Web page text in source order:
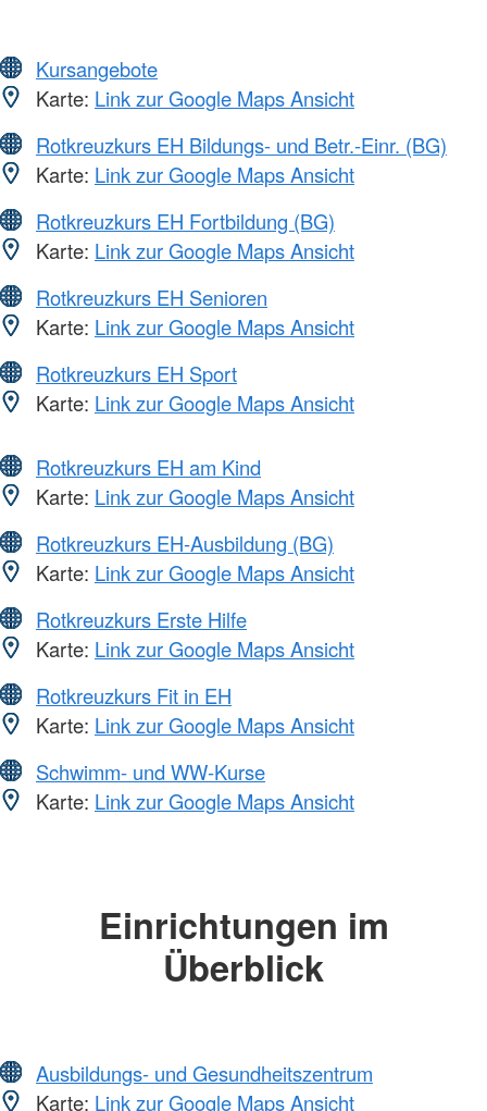
Kursangebote
Karte: Link zur Google Maps Ansicht
Rotkreuzkurs EH Bildungs- und Betr.-Einr. (BG)
Karte: Link zur Google Maps Ansicht
Rotkreuzkurs EH Fortbildung (BG)
Karte: Link zur Google Maps Ansicht
Rotkreuzkurs EH Senioren
Karte: Link zur Google Maps Ansicht
Rotkreuzkurs EH Sport
Karte: Link zur Google Maps Ansicht
Rotkreuzkurs EH am Kind
Karte: Link zur Google Maps Ansicht
Rotkreuzkurs EH-Ausbildung (BG)
Karte: Link zur Google Maps Ansicht
Rotkreuzkurs Erste Hilfe
Karte: Link zur Google Maps Ansicht
Rotkreuzkurs Fit in EH
Karte: Link zur Google Maps Ansicht
Schwimm- und WW-Kurse
Karte: Link zur Google Maps Ansicht
Einrichtungen im
Überblick
Ausbildungs- und Gesundheitszentrum
Karte: Link zur Google Maps Ansicht